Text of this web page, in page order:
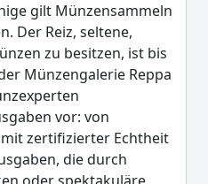
gilt Münzensammeln
Der Reiz, seltene,
zu besitzen, ist bis
Münzengalerie Reppa
vor: von
zertifizierter Echtheit
die durch